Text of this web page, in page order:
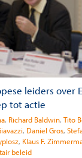
leiders over
tot actie
Richard Baldwin Tito
Daniel Gros
Klaus F.
beleid